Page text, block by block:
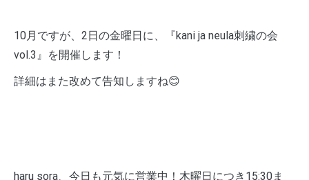
10月ですが、2日の金曜日に、『kani ja neula刺繍の会
vol.3』を開催します！
詳細はまた改めて告知しますね😊
haru sora、今日も元気に営業中！木曜日につき15:30ま